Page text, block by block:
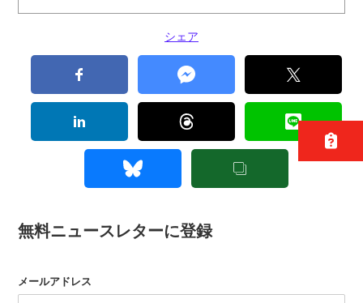
シェア
無料ニュースレターに登録
メールアドレス